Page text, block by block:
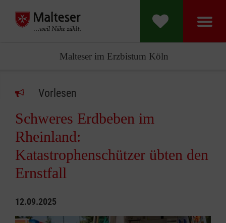
Malteser im Erzbistum Köln
Vorlesen
Schweres Erdbeben im
Rheinland:
Katastrophenschützer übten den
Ernstfall
12.09.2025